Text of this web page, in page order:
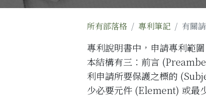
所有部落格 專利筆記 有關
專利說明書中，申請專利範
本結構有三：前言
利申請所要保護之標的
少必要元件 (Element) 或最